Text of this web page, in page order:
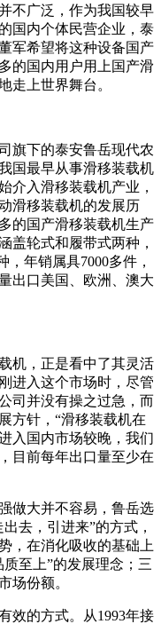
不广泛，作为我国较早
国内个体民营企业，泰
军希望将这种设备国产
的国内用户用上国产滑
走上世界舞台。
下的泰安鲁岳现代农
国最早从事滑移装载机
介入滑移装载机产业，
滑移装载机的发展历
的国产滑移装载机生产
盖轮式和履带式两种，
，年销属具7000多件，
出口美国、欧洲、澳大
，正是看中了其灵活
进入这个市场时，尽管
司并没有操之过急，而
方针，“滑移装载机在
入国内市场较晚，我们
目前每年出口量至少在
大并不容易，鲁岳选
去，引进来”的方式，
，在消化吸收的基础上
至上”的发展理念；三
场份额。
的方式。从1993年接